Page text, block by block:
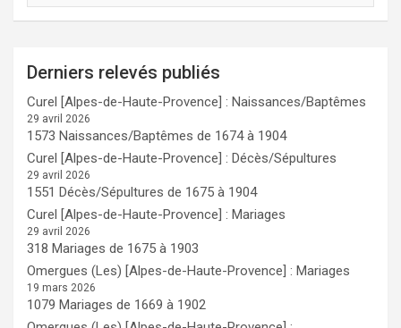
Derniers relevés publiés
Curel [Alpes-de-Haute-Provence] : Naissances/Baptêmes
29 avril 2026
1573 Naissances/Baptêmes de 1674 à 1904
Curel [Alpes-de-Haute-Provence] : Décès/Sépultures
29 avril 2026
1551 Décès/Sépultures de 1675 à 1904
Curel [Alpes-de-Haute-Provence] : Mariages
29 avril 2026
318 Mariages de 1675 à 1903
Omergues (Les) [Alpes-de-Haute-Provence] : Mariages
19 mars 2026
1079 Mariages de 1669 à 1902